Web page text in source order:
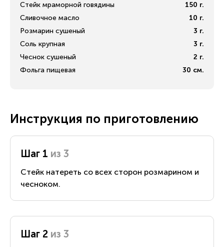
Стейк мраморной говядины 150 г.
Сливочное масло
10 г.
Розмарин сушеный
3 г.
Соль крупная
3 г.
Чеснок сушеный
2 г.
Фольга пищевая
30 см.
Инструкция по приготовлению
Шаг 1 из 3
Стейк натереть со всех сторон розмарином и
чесноком.
Шаг 2 из 3